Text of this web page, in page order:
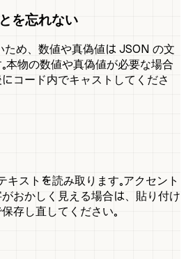
を忘れない
ため、数値や真偽値は JSON の文
本物の数値や真偽値が必要な場合
コード内でキャストしてくださ
ストを読み取ります。アクセント
おかしく見える場合は、貼り付け
存し直してください。